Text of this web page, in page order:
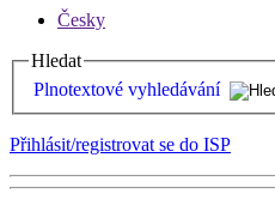
Česky
Hledat
Plnotextové vyhledávání
Přihlásit/registrovat se do ISP